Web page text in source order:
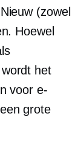
(zowel
Hoewel
het
voor e-
grote